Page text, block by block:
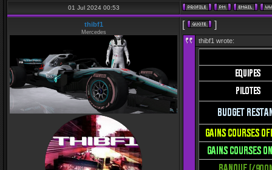
01 Jul 2024 00:53
thibf1
Mercedes
[ ]
thibf1 wrote: